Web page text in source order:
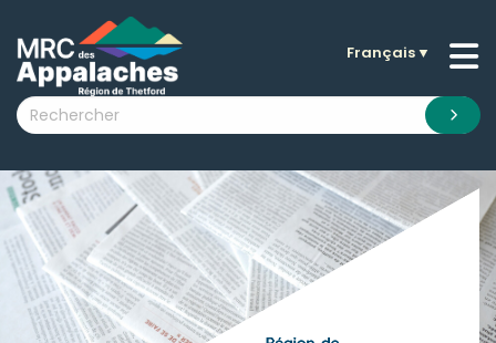
submenu (La MRC )
submenu (Citoyens )
submenu (Visiteurs )
submenu (Nouvelles )
submenu (Documentation )
Français▼